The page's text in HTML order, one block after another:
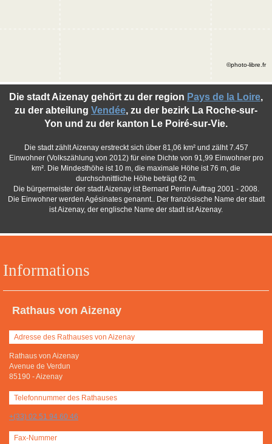
Informations
Rathaus von Aizenay
Adresse des Rathauses von Aizenay
Rathaus von Aizenay
Avenue de Verdun
85190 -Aizenay
Telefonnummer des Rathauses
+(33) 02 51 94 60 46
Fax-Nummer
Die stadt Aizenay gehört zu der region Pays de la Loire,
zu der abteilung Vendée, zu der bezirk La Roche-sur-
Yon und zu der kanton Le Poiré-sur-Vie.
Die stadt zählt Aizenay erstreckt sich über 81,06 km² und zälht 7.457
Einwohner (Volkszählung von 2012) für eine Dichte von 91,99 Einwohner pro
km². Die Mindesthöhe ist 10 m, die maximale Höhe ist 76 m, die
durchschnittliche Höhe beträgt 62 m.
Die bürgermeister der stadt Aizenay ist Bernard Perrin Auftrag 2001 - 2008.
Die Einwohner werden Agésinates genannt.. Der französische Name der stadt
ist Aizenay, der englische Name der stadt ist Aizenay.
©photo-libre.fr